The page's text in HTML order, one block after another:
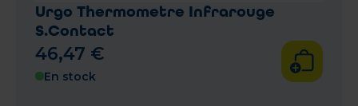
Urgo Thermometre Infrarouge
S.Contact
46,47 €
En stock